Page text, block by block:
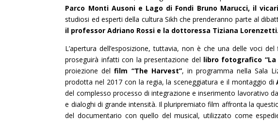
Parco Monti Ausoni e Lago di Fondi Bruno Marucci, il
studiosi ed esperti della cultura Sikh che prenderanno parte al
il professor Adriano Rossi e la dottoressa Tiziana Lorenzetti.
L’apertura dell’esposizione, tuttavia, non è che una delle voci
proseguirà infatti con la presentazione del libro fotografico “La
proiezione delfilm “The Harvest”, in programma nella Sala
prodotta nel 2017 con la regia, la sceneggiatura e il montaggio di
del complesso processo di integrazione e inserimento lavorativo
e dialoghi di grande intensità. Il pluripremiato film affronta la
del documentario con quello del musical, utilizzato come